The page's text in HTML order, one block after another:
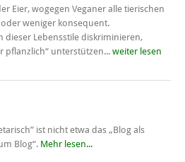
Eier, wogegen Veganer alle tierischen
weniger konsequent.
dieser Lebensstile diskriminieren,
pflanzlich“ unterstützen... weiter lesen
ist nicht etwa das „Blog als
Blog“. Mehr lesen...